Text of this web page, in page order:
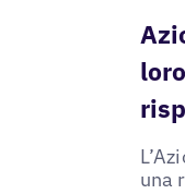
una